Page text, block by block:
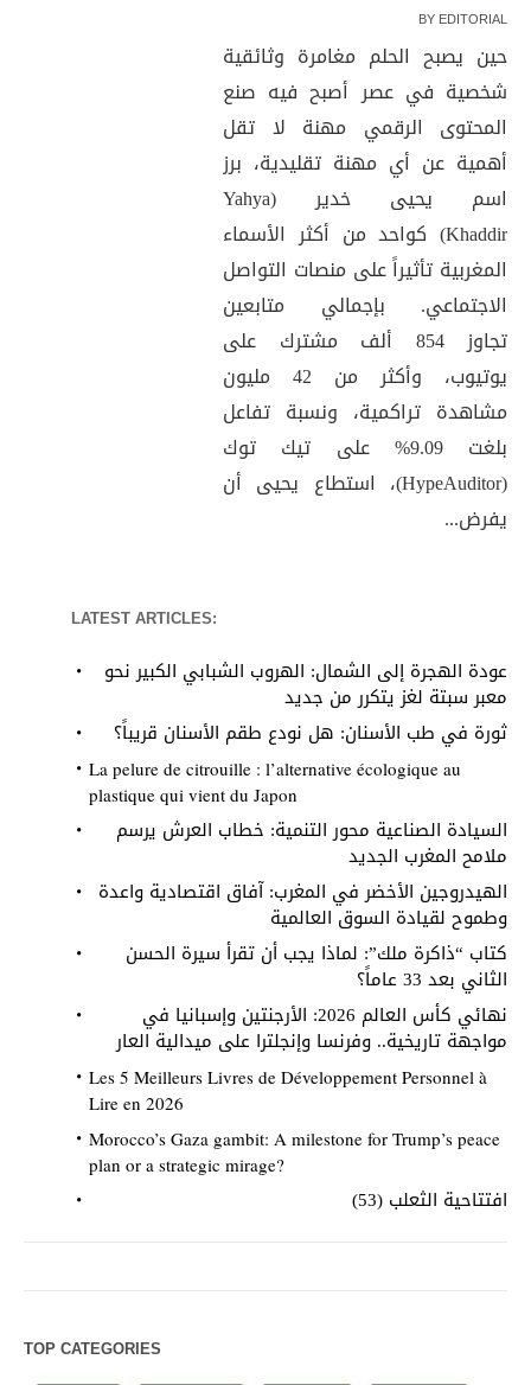
BY EDITORIAL
حين يصبح الحلم مغامرة وثائقية
شخصية في عصر أصبح فيه صنع
المحتوى الرقمي مهنة لا تقل
أهمية عن أي مهنة تقليدية، برز
اسم يحيى خدير (Yahya
Khaddir) كواحد من أكثر الأسماء
المغربية تأثيراً على منصات التواصل
الاجتماعي. بإجمالي متابعين
تجاوز 854 ألف مشترك على
يوتيوب، وأكثر من 42 مليون
مشاهدة تراكمية، ونسبة تفاعل
بلغت 9.09% على تيك توك
(HypeAuditor)، استطاع يحيى أن
يفرض...
LATEST ARTICLES:
عودة الهجرة إلى الشمال: الهروب الشبابي الكبير نحو
معبر سبتة لغز يتكرر من جديد
ثورة في طب الأسنان: هل نودع طقم الأسنان قريباً؟
La pelure de citrouille : l’alternative écologique au
plastique qui vient du Japon
السيادة الصناعية محور التنمية: خطاب العرش يرسم
ملامح المغرب الجديد
الهيدروجين الأخضر في المغرب: آفاق اقتصادية واعدة
وطموح لقيادة السوق العالمية
كتاب “ذاكرة ملك”: لماذا يجب أن تقرأ سيرة الحسن
الثاني بعد 33 عاماً؟
نهائي كأس العالم 2026: الأرجنتين وإسبانيا في
مواجهة تاريخية.. وفرنسا وإنجلترا على ميدالية العار
Les 5 Meilleurs Livres de Développement Personnel à
Lire en 2026
Morocco’s Gaza gambit: A milestone for Trump’s peace
plan or a strategic mirage?
افتتاحية الثعلب (53)
TOP CATEGORIES